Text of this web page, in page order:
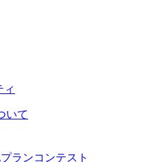
いて
ランコンテスト